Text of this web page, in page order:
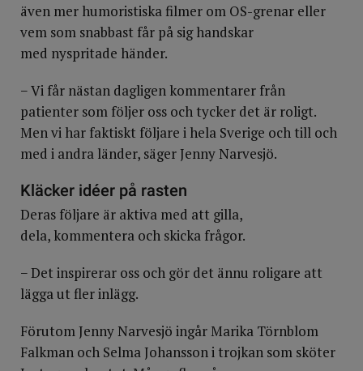
även mer humoristiska filmer om OS-grenar eller
vem som snabbast får på sig handskar
med nyspritade händer.
− Vi får nästan dagligen kommentarer från
patienter som följer oss och tycker det är roligt.
Men vi har faktiskt följare i hela Sverige och till och
med i andra länder, säger Jenny Narvesjö.
Kläcker idéer på rasten
Deras följare är aktiva med att gilla,
dela, kommentera och skicka frågor.
− Det inspirerar oss och gör det ännu roligare att
lägga ut fler inlägg.
Förutom Jenny Narvesjö ingår Marika Törnblom
Falkman och Selma Johansson i trojkan som sköter